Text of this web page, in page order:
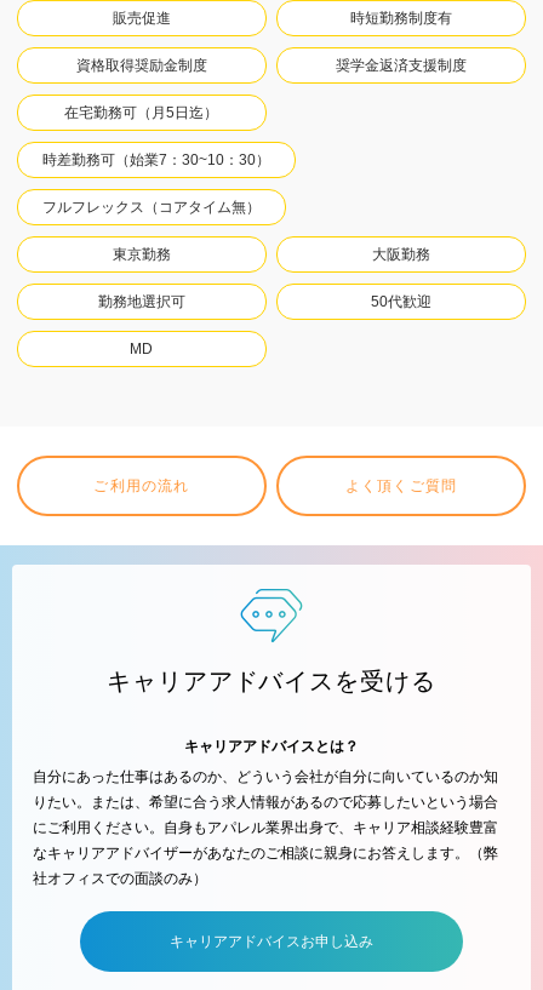
販売促進 時短勤務制度有
資格取得奨励金制度 奨学金返済支援制度
在宅勤務可（月5日迄）
時差勤務可（始業7：30~10：30）
フルフレックス（コアタイム無）
東京勤務 大阪勤務
勤務地選択可 50代歓迎
MD
ご利用の流れ よく頂くご質問
キャリアアドバイスを受ける
キャリアアドバイスとは？
自分にあった仕事はあるのか、どういう会社が自分に向いているのか知
りたい。または、希望に合う求人情報があるので応募したいという場合
にご利用ください。自身もアパレル業界出身で、キャリア相談経験豊富
なキャリアアドバイザーがあなたのご相談に親身にお答えします。（弊
社オフィスでの面談のみ）
キャリアアドバイスお申し込み